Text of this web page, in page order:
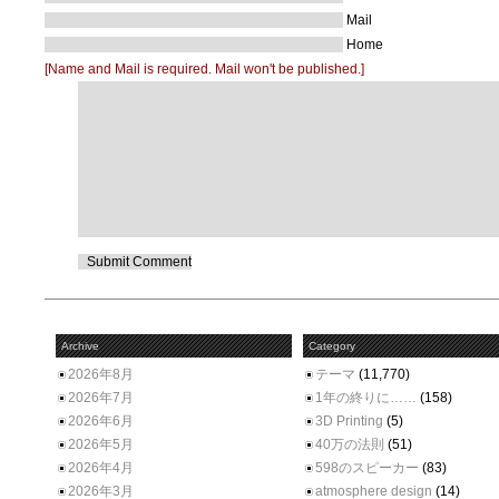
Mail
Home
[Name and Mail is required. Mail won't be published.]
Archive
2026年8月
2026年7月
2026年6月
2026年5月
2026年4月
2026年3月
Category
テーマ (11,770)
1年の終りに…… (158)
3D Printing (5)
40万の法則 (51)
598のスピーカー (83)
atmosphere design (14)